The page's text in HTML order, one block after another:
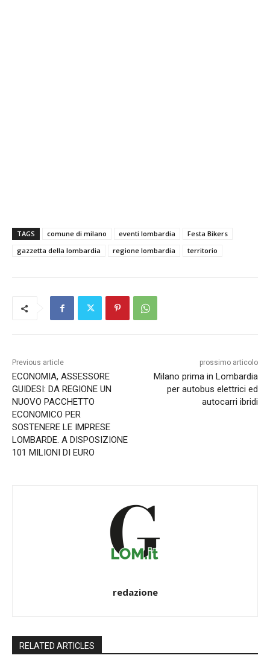
TAGS comune di milano eventi lombardia
Festa Bikers
gazzetta della lombardia
regione lombardia territorio
Previous article
ECONOMIA, ASSESSORE
GUIDESI: DA REGIONE UN
NUOVO PACCHETTO
ECONOMICO PER
SOSTENERE LE IMPRESE
LOMBARDE. A DISPOSIZIONE
101 MILIONI DI EURO
prossimo articolo
Milano prima in Lombardia
per autobus elettrici ed
autocarri ibridi
redazione
RELATED ARTICLES